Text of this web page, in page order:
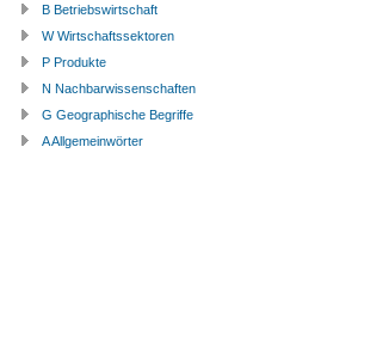
B Betriebswirtschaft
W Wirtschaftssektoren
P Produkte
N Nachbarwissenschaften
G Geographische Begriffe
A Allgemeinwörter